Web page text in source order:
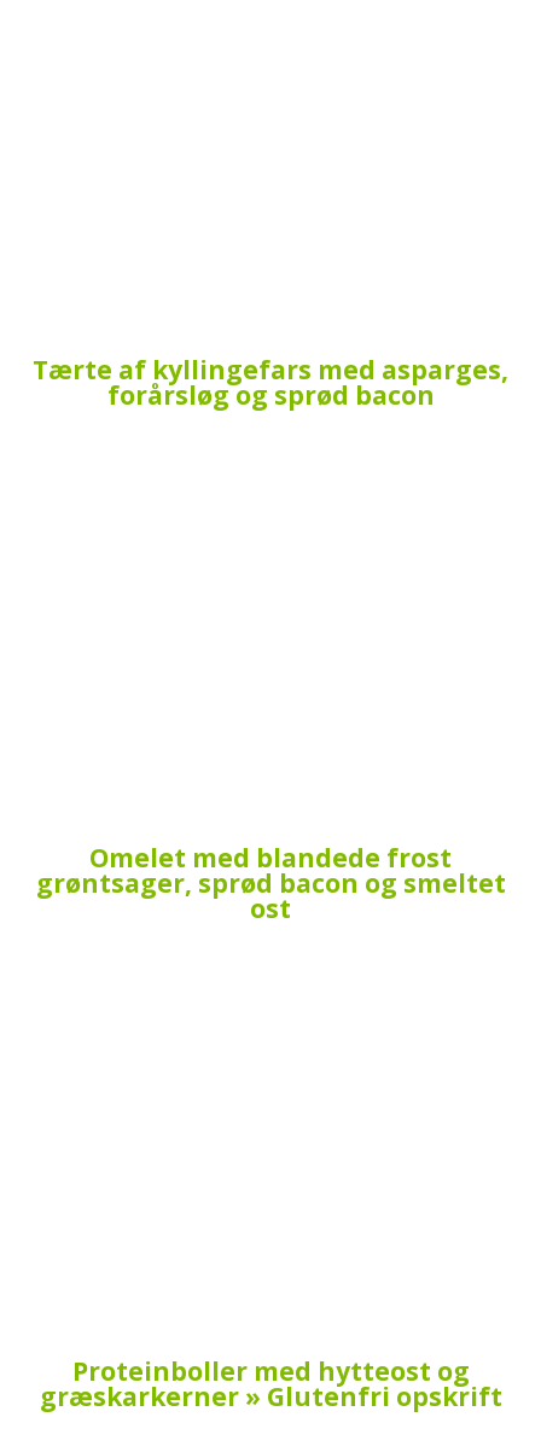
Tærte af kyllingefars med asparges,
forårsløg og sprød bacon
Omelet med blandede frost
grøntsager, sprød bacon og smeltet
ost
Proteinboller med hytteost og
græskarkerner » Glutenfri opskrift